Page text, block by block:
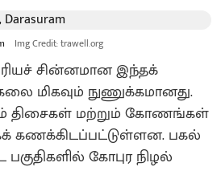
Img Credit: trawell.org
சின்னமான இந்தக்
மிகவும் நுணுக்கமானது.
திசைகள் மற்றும் கோணங்கள்
கணக்கிடப்பட்டுள்ளன. பகல்
பகுதிகளில் கோபுர நிழல்